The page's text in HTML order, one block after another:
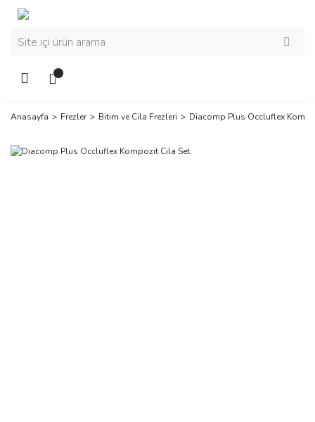
Anasayfa Frezler Bitim ve Cila Frezleri Diacomp Plus Occluflex